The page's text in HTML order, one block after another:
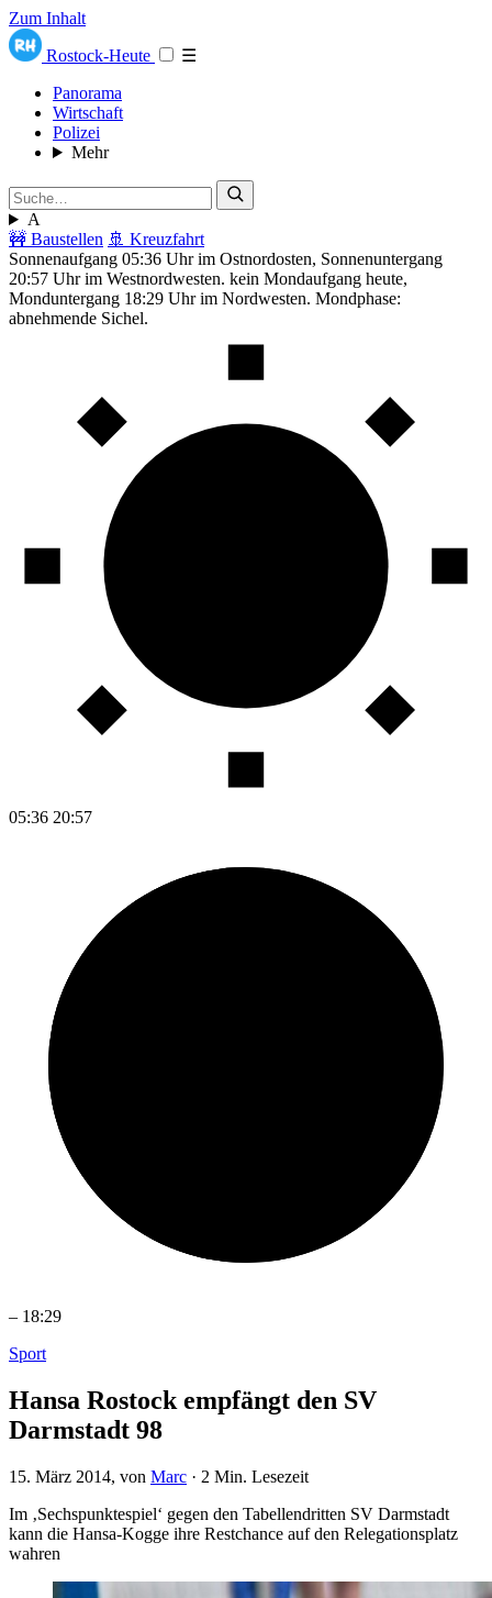
Zum Inhalt
Rostock-Heute
☰
Panorama
Wirtschaft
Polizei
Mehr
A
🚧 Baustellen 🚢 Kreuzfahrt
Sonnenaufgang 05:36 Uhr im Ostnordosten, Sonnenuntergang
20:57 Uhr im Westnordwesten. kein Mondaufgang heute,
Monduntergang 18:29 Uhr im Nordwesten. Mondphase:
abnehmende Sichel.
05:36 20:57
– 18:29
Sport
Hansa Rostock empfängt den SV
Darmstadt 98
15. März 2014, von Marc · 2 Min. Lesezeit
Im ‚Sechspunktespiel‘ gegen den Tabellendritten SV Darmstadt
kann die Hansa-Kogge ihre Restchance auf den Relegationsplatz
wahren